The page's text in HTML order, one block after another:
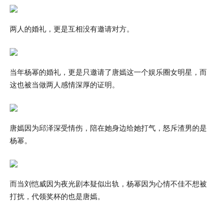
两人的婚礼，更是互相没有邀请对方。
当年杨幂的婚礼，更是只邀请了唐嫣这一个娱乐圈女明星，而
这也被当做两人感情深厚的证明。
唐嫣因为邱泽深受情伤，陪在她身边给她打气，怒斥渣男的是
杨幂。
而当刘恺威因为夜光剧本疑似出轨，杨幂因为心情不佳不想被
打扰，代领奖杯的也是唐嫣。